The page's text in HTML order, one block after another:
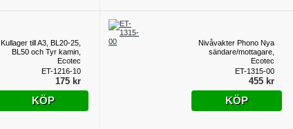
Kullager till A3, BL20-25,
BL50 och Tyr kamin,
Ecotec
ET-1216-10
175 kr
KÖP
Nivåvakter Phono Nya
sändare/mottagare,
Ecotec
ET-1315-00
455 kr
KÖP